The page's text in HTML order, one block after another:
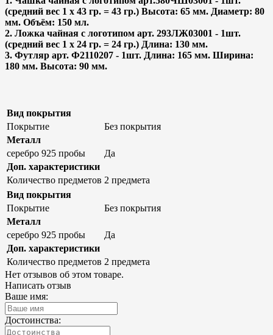
(средний вес 1 х 43 гр. = 43 гр.) Высота: 65 мм. Диаметр: 80
мм. Объём: 150 мл.
2. Ложка чайная с логотипом арт. 293ЛЖ03001 - 1шт.
(средний вес 1 х 24 гр. = 24 гр.) Длина: 130 мм.
3. Футляр арт. Ф2110207 - 1шт. Длина: 165 мм. Ширина:
180 мм. Высота: 90 мм.
Вид покрытия
Покрытие
Без покрытия
Металл
серебро 925 пробы
Да
Доп. характеристики
Количество предметов 2 предмета
Вид покрытия
Покрытие
Без покрытия
Металл
серебро 925 пробы
Да
Доп. характеристики
Количество предметов 2 предмета
Нет отзывов об этом товаре.
Написать отзыв
Ваше имя:
Достоинства: